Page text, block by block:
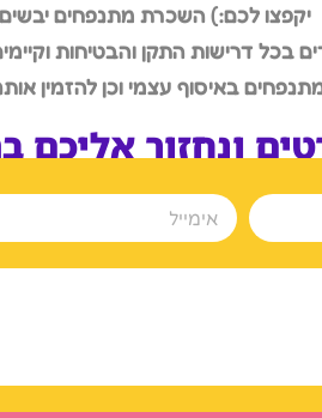
יקפצו לכם:) השכרת מתנפחים
דרישות התקן והבטיחות
באיסוף עצמי וכן להזמין
ונחזור